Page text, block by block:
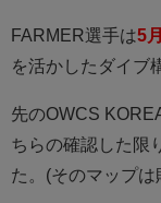
FARMER選手は5
を活かしたダイブ
先のOWCS
ちらの確認した限
た。(そのマップは